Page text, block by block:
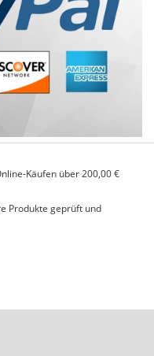
Käufen über 200,00 €
Produkte geprüft und